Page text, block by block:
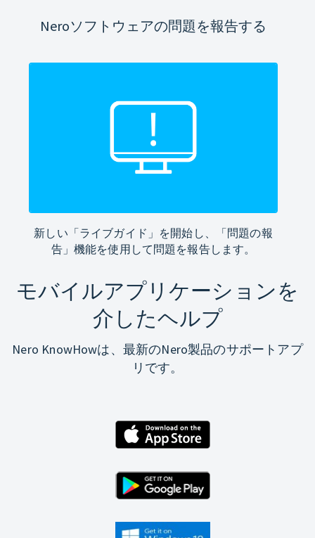
Neroソフトウェアの問題を報告する
新しい「ライブガイド」を開始し、「問題の報
告」機能を使用して問題を報告します。
モバイルアプリケーションを
介したヘルプ
Nero KnowHowは、最新のNero製品のサポートアプ
リです。